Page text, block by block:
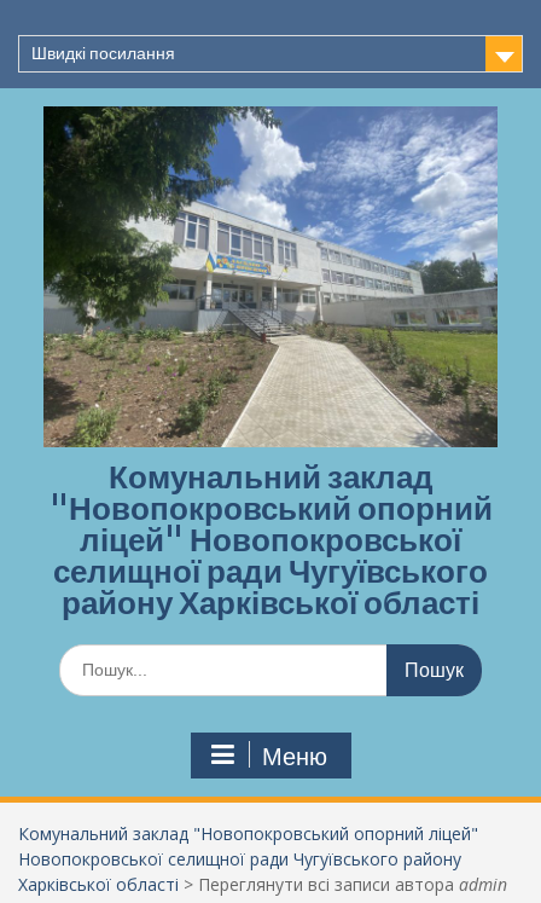
до
вмістуШвидкі посилання
Комунальний заклад
"Новопокровський опорний
ліцей" Новопокровської
селищної ради Чугуївського
району Харківської області
Шукати:
Меню
Комунальний заклад "Новопокровський опорний ліцей"
Новопокровської селищної ради Чугуївського району
Харківської області > Переглянути всі записи автора admin